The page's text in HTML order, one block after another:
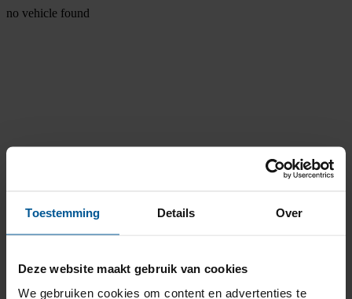
Toestemming Details Over
Deze website maakt gebruik van cookies
We gebruiken cookies om content en advertenties te
no vehicle found